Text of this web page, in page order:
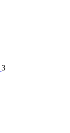
3